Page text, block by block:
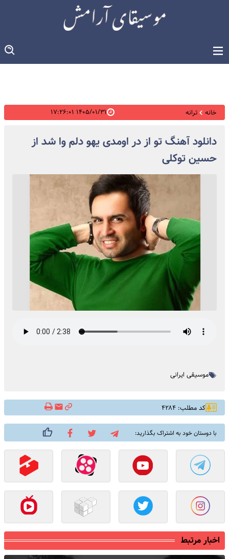
خانه ترانه ۱۴۰۵/۰۱/۳۱ ۱۷:۲۶:۰۱
دانلود آهنگ تو از در اومدی یهو دلم وا شد از
حسین توکلی
موسیقی ایرانی
کد مطلب: ۴۲۸۴
با دوستان خود به اشتراک بگذارید:
اخبار مرتبط